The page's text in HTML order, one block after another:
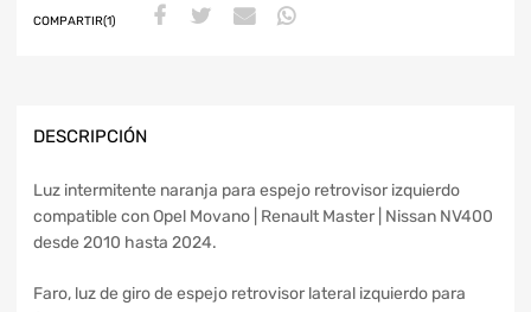
COMPARTIR(1)
DESCRIPCIÓN
Luz intermitente naranja para espejo retrovisor izquierdo
compatible con Opel Movano | Renault Master | Nissan NV400
desde 2010 hasta 2024.
Faro, luz de giro de espejo retrovisor lateral izquierdo para